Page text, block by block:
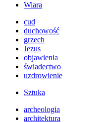
Wiara
cud
duchowość
grzech
Jezus
objawienia
świadectwo
uzdrowienie
Sztuka
archeologia
architektura